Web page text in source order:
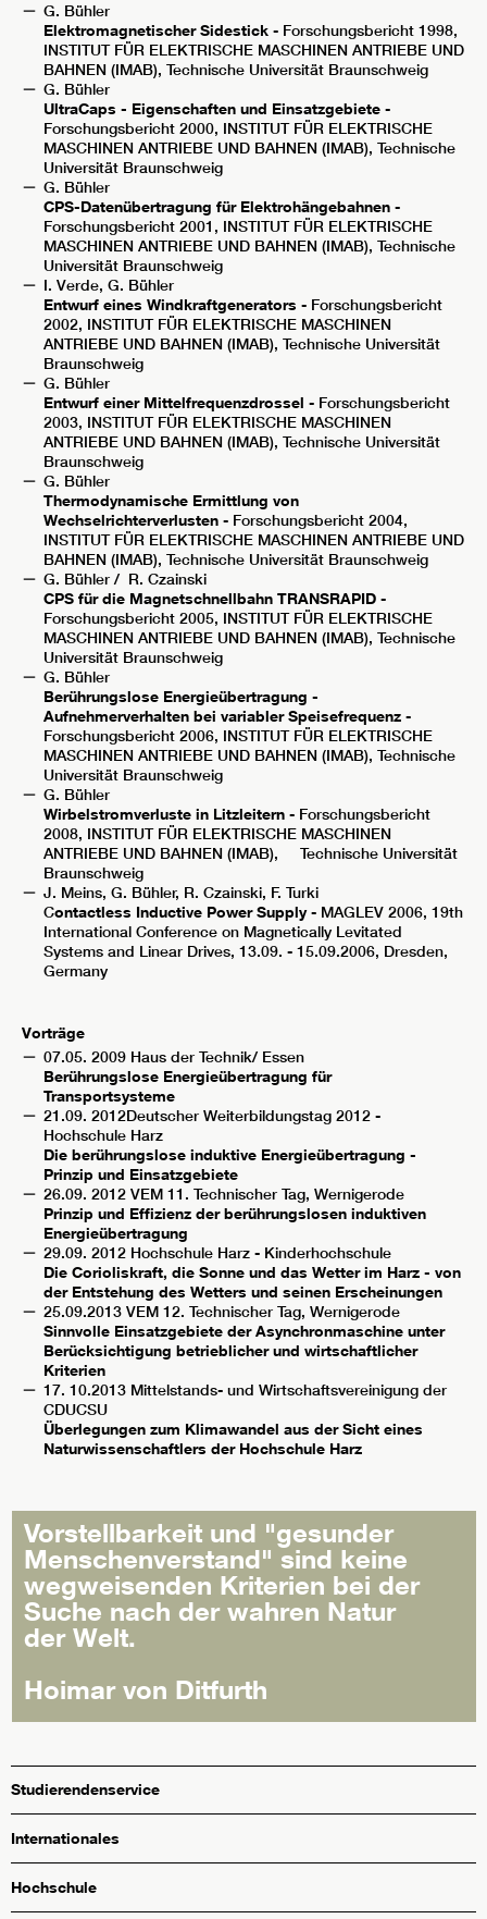
G. Bühler
Elektromagnetischer Sidestick- Forschungsbericht 1998,
INSTITUT FÜR ELEKTRISCHE MASCHINEN ANTRIEBE UND
BAHNEN (IMAB), Technische Universität Braunschweig
G. Bühler
UltraCaps - Eigenschaften und Einsatzgebiete-
Forschungsbericht 2000, INSTITUT FÜR ELEKTRISCHE
MASCHINEN ANTRIEBE UND BAHNEN (IMAB), Technische
Universität Braunschweig
G. Bühler
CPS-Datenübertragung für Elektrohängebahnen-
Forschungsbericht 2001, INSTITUT FÜR ELEKTRISCHE
MASCHINEN ANTRIEBE UND BAHNEN (IMAB), Technische
Universität Braunschweig
I. Verde, G. Bühler
Entwurf eines Windkraftgenerators - Forschungsbericht
2002, INSTITUT FÜR ELEKTRISCHE MASCHINEN
ANTRIEBE UND BAHNEN (IMAB), Technische Universität
Braunschweig
G. Bühler
Entwurf einer Mittelfrequenzdrossel - Forschungsbericht
2003, INSTITUT FÜR ELEKTRISCHE MASCHINEN
ANTRIEBE UND BAHNEN (IMAB), Technische Universität
Braunschweig
G. Bühler
Thermodynamische Ermittlung von
Wechselrichterverlusten- Forschungsbericht 2004,
INSTITUT FÜR ELEKTRISCHE MASCHINEN ANTRIEBE UND
BAHNEN (IMAB), Technische Universität Braunschweig
G. Bühler / R. Czainski
CPS für die Magnetschnellbahn TRANSRAPID-
Forschungsbericht 2005, INSTITUT FÜR ELEKTRISCHE
MASCHINEN ANTRIEBE UND BAHNEN (IMAB), Technische
Universität Braunschweig
G. Bühler
Berührungslose Energieübertragung -
Aufnehmerverhalten bei variabler Speisefrequenz-
Forschungsbericht 2006, INSTITUT FÜR ELEKTRISCHE
MASCHINEN ANTRIEBE UND BAHNEN (IMAB), Technische
Universität Braunschweig
G. Bühler
Wirbelstromverluste in Litzleitern- Forschungsbericht
2008, INSTITUT FÜR ELEKTRISCHE MASCHINEN
ANTRIEBE UND BAHNEN (IMAB), Technische Universität
Braunschweig
J. Meins, G. Bühler, R. Czainski, F. Turki
Contactless Inductive Power Supply- MAGLEV 2006, 19th
International Conference on Magnetically Levitated
Systems and Linear Drives, 13.09. - 15.09.2006, Dresden,
Germany
Vorträge
07.05. 2009 Haus der Technik/ Essen
Berührungslose Energieübertragung für
Transportsysteme
21.09. 2012Deutscher Weiterbildungstag 2012 -
Hochschule Harz
Die berührungslose induktive Energieübertragung -
Prinzip und Einsatzgebiete
26.09. 2012 VEM 11. Technischer Tag, Wernigerode
Prinzip und Effizienz der berührungslosen induktiven
Energieübertragung
29.09. 2012 Hochschule Harz - Kinderhochschule
Die Corioliskraft, die Sonne und das Wetter im Harz - von
der Entstehung des Wetters und seinen Erscheinungen
25.09.2013 VEM 12. Technischer Tag, Wernigerode
Sinnvolle Einsatzgebiete der Asynchronmaschine unter
Berücksichtigung betrieblicher und wirtschaftlicher
Kriterien
17. 10.2013 Mittelstands- und Wirtschaftsvereinigung der
CDUCSU
Überlegungen zum Klimawandel aus der Sicht eines
Naturwissenschaftlers der Hochschule Harz
Vorstellbarkeit und "gesunder
Menschenverstand" sind keine
wegweisenden Kriterien bei der
Suche nach der wahren Natur
der Welt.
Hoimar von Ditfurth
Studierendenservice
Internationales
Hochschule